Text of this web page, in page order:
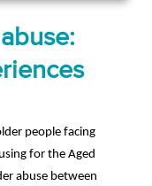
people facing
for the Aged
abuse between